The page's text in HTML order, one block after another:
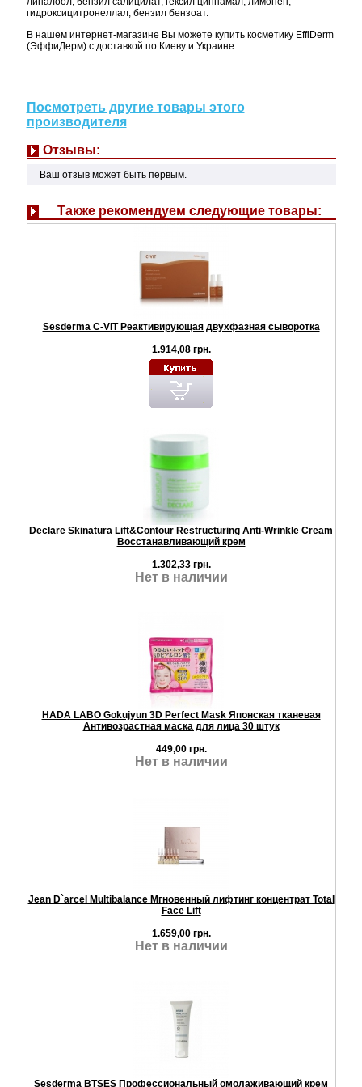
гидроксицитронеллал, бензил бензоат.
В нашем интернет-магазине Вы можете купить косметику EffiDerm
(ЭффиДерм) с доставкой по Киеву и Украине.
Посмотреть другие товары этого
производителя
Отзывы:
Ваш отзыв может быть первым.
Также рекомендуем следующие товары:
Sesderma C-VIT Реактивирующая двухфазная сыворотка
1.914,08 грн.
Declare Skinatura Lift&Contour Restructuring Anti-Wrinkle Cream
Восстанавливающий крем
1.302,33 грн.
Нет в наличии
HADA LABO Gokujyun 3D Perfect Mask Японская тканевая
Антивозрастная маска для лица 30 штук
449,00 грн.
Нет в наличии
Jean D`arcel Multibalance Мгновенный лифтинг концентрат Total
Face Lift
1.659,00 грн.
Нет в наличии
Sesderma BTSES Профессиональный омолаживающий крем